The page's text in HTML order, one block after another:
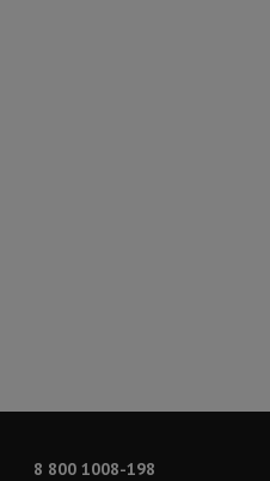
8 800 1008-198